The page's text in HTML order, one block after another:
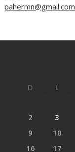
pahermn@gmail.com
D L
2
3
9
10
16
17